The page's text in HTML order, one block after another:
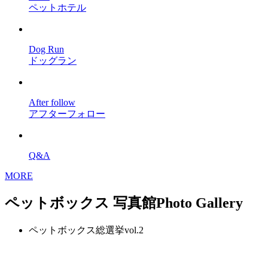
ペットホテル
Dog Run
ドッグラン
After follow
アフターフォロー
Q&A
MORE
ペットボックス 写真館Photo Gallery
ペットボックス総選挙vol.2